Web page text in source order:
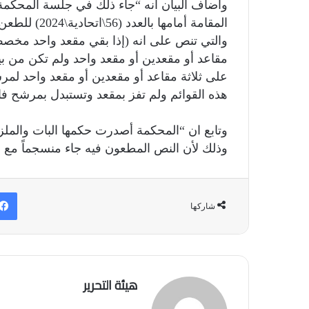
والتي تنص على انه (إذا بقي مقعد واحد
مقاعد أو مقعدين أو مقعد واحد ولم تكن من
على ثلاثة مقاعد أو مقعدين أو مقعد
هذه القوائم ولم تفز بمقعد وتستبدل بمرشح
وتابع ان “المحكمة أصدرت حكمها البات
وذلك لأن النص المطعون فيه جاء منسجماً مع
شاركها
هيئة التحرير